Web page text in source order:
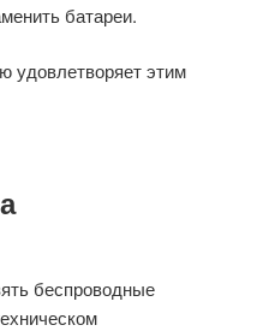
батареи.
удовлетворяет этим
беспроводные